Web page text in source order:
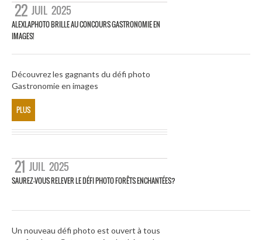
22 JUIL 2025
ALEXLAPHOTO BRILLE AU CONCOURS GASTRONOMIE EN
IMAGES!
Découvrez les gagnants du défi photo
Gastronomie en images
PLUS
21 JUIL 2025
SAUREZ-VOUS RELEVER LE DÉFI PHOTO FORÊTS ENCHANTÉES?
Un nouveau défi photo est ouvert à tous